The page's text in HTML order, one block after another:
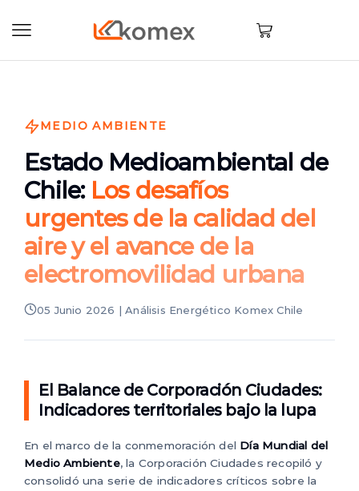
MEDIO AMBIENTE
Estado Medioambiental de
Chile: Los desafíos
urgentes de la calidad del
aire y el avance de la
electromovilidad urbana
05 Junio 2026 | Análisis Energético Komex Chile
El Balance de Corporación Ciudades:
Indicadores territoriales bajo la lupa
En el marco de la conmemoración del Día Mundial del
Medio Ambiente, la Corporación Ciudades recopiló y
consolidó una serie de indicadores críticos sobre la